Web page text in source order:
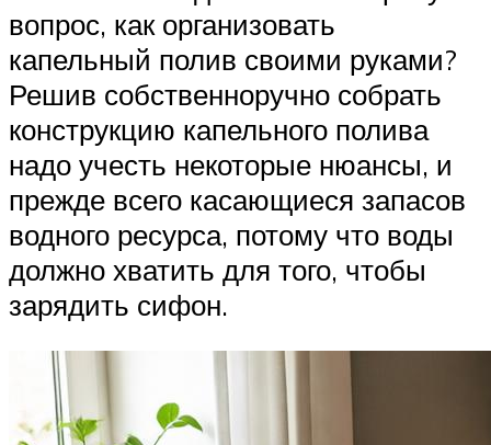
вопрос, как организовать
капельный полив своими руками?
Решив собственноручно собрать
конструкцию капельного полива
надо учесть некоторые нюансы, и
прежде всего касающиеся запасов
водного ресурса, потому что воды
должно хватить для того, чтобы
зарядить сифон.